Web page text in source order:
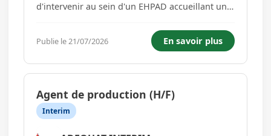
d'intervenir au sein d'un EHPAD accueillant une
des appels téléphoniques, courriels. * Gérer la
facturation. * Accue...
Publie le 21/07/2026 En savoir plus
Agent de production (H/F)
Interim